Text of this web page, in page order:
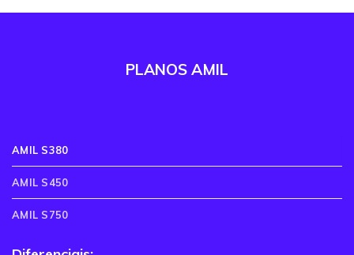
PLANOS AMIL
AMIL S380
AMIL S450
AMIL S750